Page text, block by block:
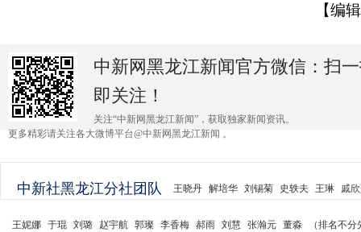
【编
中新网黑龙江新闻官方微信：扫
即关注！
关注“中新网黑龙江新闻”，获取独家新闻资讯。
更多精彩请关注各大微博平台@中新网黑龙江新闻 。
中新社黑龙江分社团队 王晓丹 解培华 刘锡菊 史轶夫 王琳 戚
王妮娜 于琨 刘璐 赵宇航 郭璨 李香梅 郝雨 刘慧 张瀚元 董淼 （排名不